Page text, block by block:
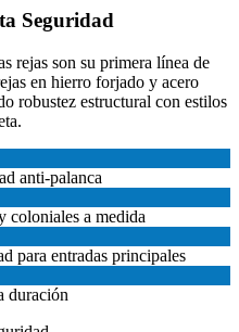
Seguridad
rejas son su primera línea de
en hierro forjado y acero
robustez estructural con estilos
anti-palanca
coloniales a medida
para entradas principales
duración